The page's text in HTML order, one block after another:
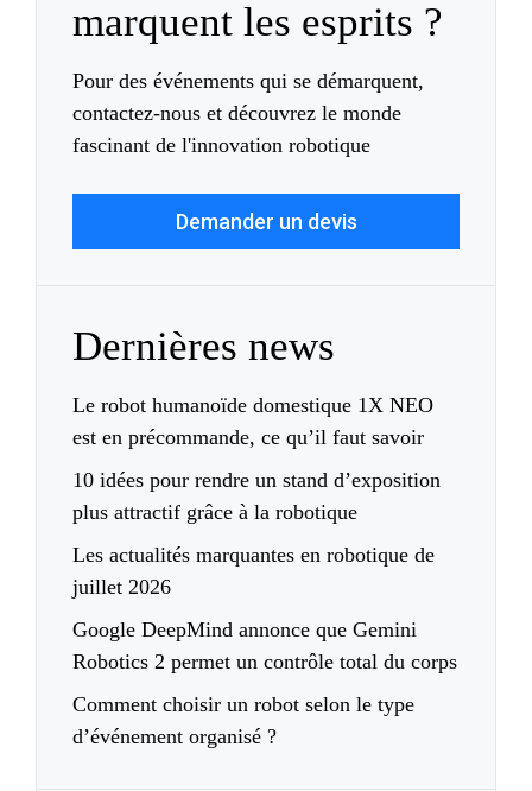
marquent les esprits ?
Pour des événements qui se démarquent,
contactez-nous et découvrez le monde
fascinant de l'innovation robotique
Demander un devis
Dernières news
Le robot humanoïde domestique 1X NEO
est en précommande, ce qu’il faut savoir
10 idées pour rendre un stand d’exposition
plus attractif grâce à la robotique
Les actualités marquantes en robotique de
juillet 2026
Google DeepMind annonce que Gemini
Robotics 2 permet un contrôle total du corps
Comment choisir un robot selon le type
d’événement organisé ?